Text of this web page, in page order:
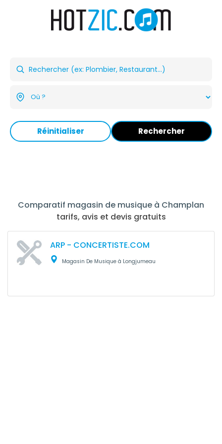
Réinitialiser Rechercher
Comparatif magasin de musique à Champlan
tarifs, avis et devis gratuits
ARP - CONCERTISTE.COM
Magasin De Musique à Longjumeau